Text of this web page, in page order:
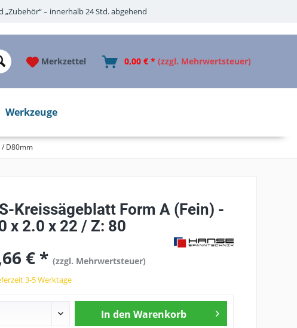
„Zubehör“ – innerhalb 24 Std. abgehend
Merkzettel 0,00 € * (zzgl. Mehrwertsteuer)
Werkzeuge
/ D80mm
Kreissägeblatt Form A (Fein) -
x 2.0 x 22 / Z: 80
€ *(zzgl. Mehrwertsteuer)
3-5 Werktage
In den Warenkorb